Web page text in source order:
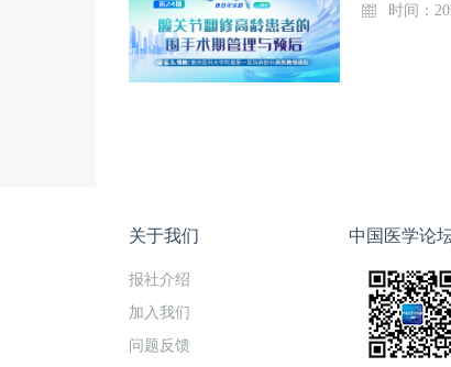
时间：
关于我们
报社介绍
加入我们
问题反馈
中国医学论